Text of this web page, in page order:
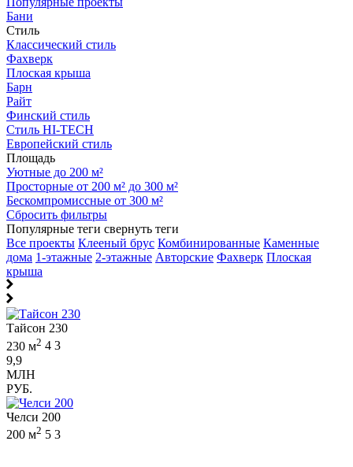
Бани
Стиль
Классический стиль
Фахверк
Плоская крыша
Барн
Райт
Финский стиль
Стиль HI-TECH
Европейский стиль
Площадь
Уютные до 200 м²
Просторные от 200 м² до 300 м²
Бескомпромиссные от 300 м²
Сбросить фильтры
Популярные теги свернуть теги
Все проекты Клееный брус Комбинированные Каменные
дома 1-этажные 2-этажные Авторские Фахверк Плоская
крыша
Тайсон 230
230 м2 4 3
9,9
МЛН
РУБ.
Челси 200
200 м2 5 3